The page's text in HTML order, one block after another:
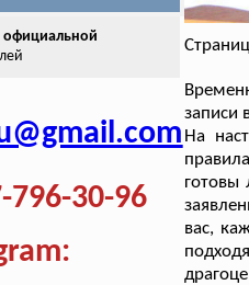
официальной
796-30-96
записи
На
готовы
вас,